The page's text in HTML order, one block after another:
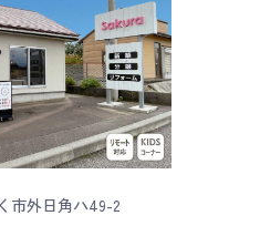
市外日角ハ49-2